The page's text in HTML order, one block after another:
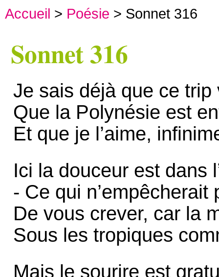
Accueil > Poésie > Sonnet 316
Sonnet 316
Je sais déjà que ce trip
Que la Polynésie est
Et que je l’aime,
Ici la douceur est dans
- Ce qui n’empêcherait
De vous crever, car la
Sous les tropiques
Mais le sourire est